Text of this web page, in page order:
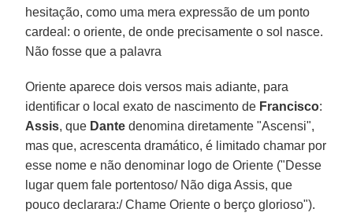
hesitação, como uma mera expressão de um ponto
cardeal: o oriente, de onde precisamente o sol nasce.
Não fosse que a palavra
Oriente aparece dois versos mais adiante, para
identificar o local exato de nascimento de Francisco:
Assis, que Dante denomina diretamente "Ascensi",
mas que, acrescenta dramático, é limitado chamar por
esse nome e não denominar logo de Oriente ("Desse
lugar quem fale portentoso/ Não diga Assis, que
pouco declarara:/ Chame Oriente o berço glorioso").